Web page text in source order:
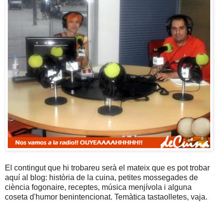
El contingut que hi trobareu serà el mateix que es pot trobar
aquí al blog: història de la cuina, petites mossegades de
ciència fogonaire, receptes, música menjívola i alguna
coseta d'humor benintencionat. Temàtica tastaolletes, vaja.